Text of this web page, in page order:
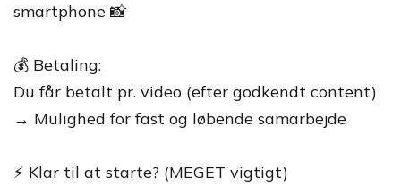
smartphone 📸
💰 Betaling:
Du får betalt pr. video (efter godkendt content)
→ Mulighed for fast og løbende samarbejde
⚡ Klar til at starte? (MEGET vigtigt)